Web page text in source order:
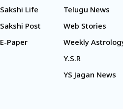
Sakshi Life
Sakshi Post
E-Paper
Telugu News
Web Stories
Weekly
Y.S.R
YS Jagan News